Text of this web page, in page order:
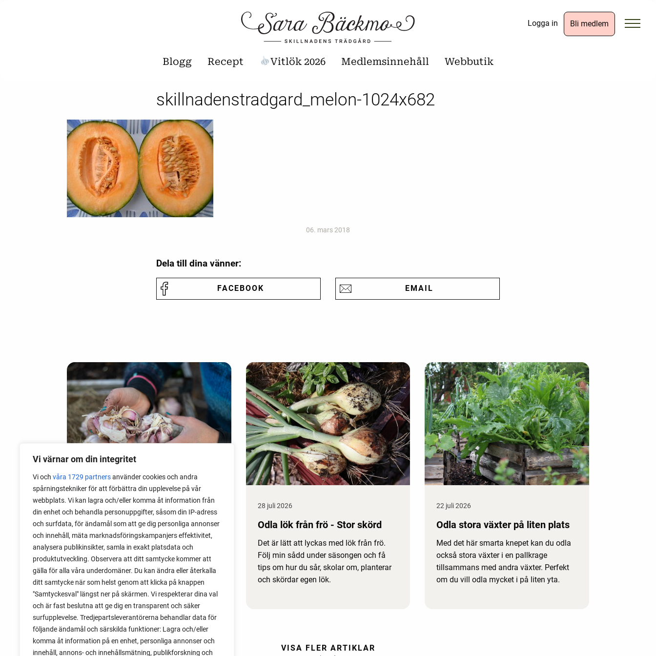
Vi värnar om din integritet
Vi och våra 1729 partnersanvänder cookies och andra
spårningstekniker för att förbättra din upplevelse på vår
webbplats. Vi kan lagra och/eller komma åt information från
din enhet och behandla personuppgifter, såsom din IP-adress
och surfdata, för ändamål som att ge dig personliga annonser
och innehåll, mäta marknadsföringskampanjers effektivitet,
analysera publikinsikter, samla in exakt platsdata och
produktutveckling. Observera att ditt samtycke kommer att
gälla för alla våra underdomäner. Du kan ändra eller återkalla
ditt samtycke när som helst genom att klicka på knappen
"Samtyckesval" längst ner på skärmen. Vi respekterar dina val
och är fast beslutna att ge dig en transparent och säker
surfupplevelse. Tredjepartsleverantörerna behandlar data för
följande ändamål och särskilda funktioner: Lagra och/eller
komma åt information på en enhet, personliga annonser och
innehåll, annons- och innehållsmätning, publikforskning och
Logga in Bli medlem
Blogg Recept Vitlök 2026 Medlemsinnehåll Webbutik
skillnadenstradgard_melon-1024x682
06. mars 2018
Dela till dina vänner:
FACEBOOK EMAIL
06 augusti 2026
Sätta vitlök på våren i Sverige
Om du har tur med vädret kan det gå fint
att sätta vitlök också på våren. Men
tillförlitligast är att sätta vitlök på hösten
och vintern.
28 juli 2026
Odla lök från frö - Stor skörd
Det är lätt att lyckas med lök från frö.
Följ min sådd under säsongen och få
tips om hur du sår, skolar om, planterar
och skördar egen lök.
22 juli 2026
Odla stora växter på liten plats
Med det här smarta knepet kan du odla
också stora växter i en pallkrage
tillsammans med andra växter. Perfekt
om du vill odla mycket i på liten yta.